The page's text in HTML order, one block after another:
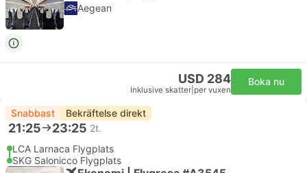
Aegean
USD 284
Inklusive skatter per vuxen
Boka nu
Snabbast Bekräftelse direkt
21:25 23:25 2t.
LCA Larnaca Flygplats
SKG Salonicco Flygplats